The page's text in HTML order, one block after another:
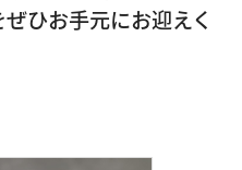
ひお手元にお迎えく